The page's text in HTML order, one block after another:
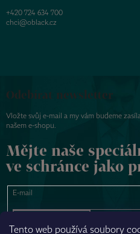
Tento web používá soubory
+420 724 634 700
chci@oblack.cz
Odebírat newsletter
Vložte svůj e-mail a my vám budeme
našem e-shopu.
Mějte naše
ve schránce jako
E-mail